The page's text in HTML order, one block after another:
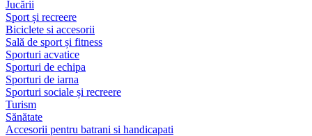
Jucării
Sport și recreere
Biciclete si accesorii
Sală de sport și fitness
Sporturi acvatice
Sporturi de echipa
Sporturi de iarna
Sporturi sociale și recreere
Turism
Sănătate
Accesorii pentru batrani si handicapati